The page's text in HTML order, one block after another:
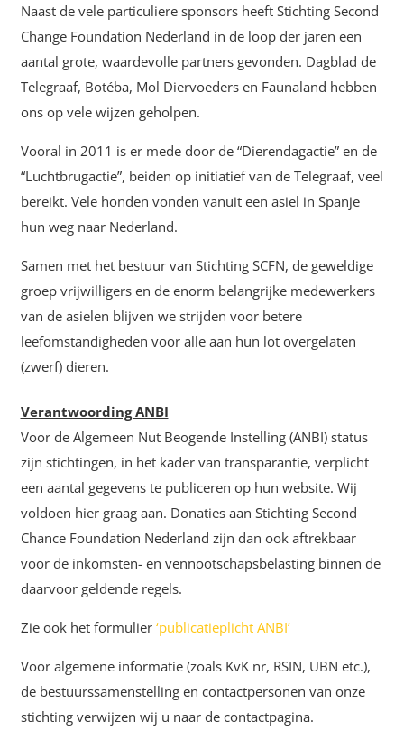
Naast de vele particuliere sponsors heeft Stichting Second
Change Foundation Nederland in de loop der jaren een
aantal grote, waardevolle partners gevonden. Dagblad de
Telegraaf, Botéba, Mol Diervoeders en Faunaland hebben
ons op vele wijzen geholpen.
Vooral in 2011 is er mede door de “Dierendagactie” en de
“Luchtbrugactie”, beiden op initiatief van de Telegraaf, veel
bereikt. Vele honden vonden vanuit een asiel in Spanje
hun weg naar Nederland.
Samen met het bestuur van Stichting SCFN, de geweldige
groep vrijwilligers en de enorm belangrijke medewerkers
van de asielen blijven we strijden voor betere
leefomstandigheden voor alle aan hun lot overgelaten
(zwerf) dieren.
Verantwoording ANBI
Voor de Algemeen Nut Beogende Instelling (ANBI) status
zijn stichtingen, in het kader van transparantie, verplicht
een aantal gegevens te publiceren op hun website. Wij
voldoen hier graag aan. Donaties aan Stichting Second
Chance Foundation Nederland zijn dan ook aftrekbaar
voor de inkomsten- en vennootschapsbelasting binnen de
daarvoor geldende regels.
Zie ook het formulier ‘publicatieplicht ANBI’
Voor algemene informatie (zoals KvK nr, RSIN, UBN etc.),
de bestuurssamenstelling en contactpersonen van onze
stichting verwijzen wij u naar de contactpagina.